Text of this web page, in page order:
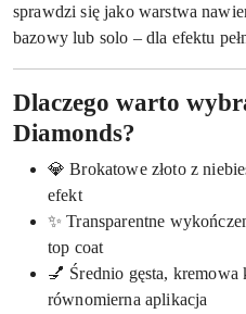
sprawdzi się jako warstwa
bazowy lub solo – dla efektu
Dlaczego warto
Diamonds?
💎 Brokatowe złoto z
efekt
✨ Transparentne
top coat
💅 Średnio gęsta, kremowa
równomierna aplikacja